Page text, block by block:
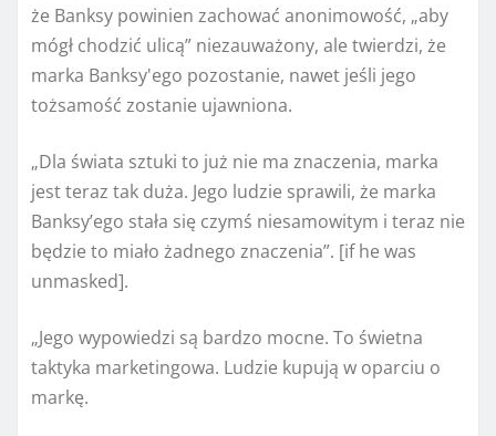
że ​​Banksy powinien zachować anonimowość, „aby
mógł chodzić ulicą” niezauważony, ale twierdzi, że
marka Banksy'ego pozostanie, nawet jeśli jego
tożsamość zostanie ujawniona.
„Dla świata sztuki to już nie ma znaczenia, marka
jest teraz tak duża. Jego ludzie sprawili, że marka
Banksy’ego stała się czymś niesamowitym i teraz nie
będzie to miało żadnego znaczenia”. [if he was
unmasked].
„Jego wypowiedzi są bardzo mocne. To świetna
taktyka marketingowa. Ludzie kupują w oparciu o
markę.